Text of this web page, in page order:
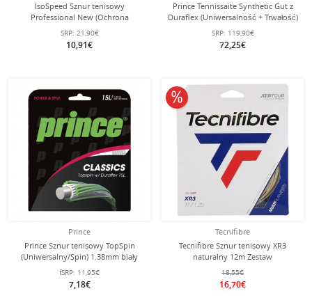
IsoSpeed Sznur tenisowy
Professional New (Ochrona
ramion+Dotyk) naturalny 12m
Zestaw
SRP: 21,90€
10,91€
Prince Tennissaite Synthetic Gut z
Duraflex (Uniwersalność + Trwałość)
złota 200m rolka
SRP: 119,90€
72,25€
Prince
Prince Sznur tenisowy TopSpin
(Uniwersalny/Spin) 1.38mm biały
12m Zestaw
fSRP: 11,95€
7,18€
Tecnifibre
Tecnifibre Sznur tenisowy XR3
naturalny 12m Zestaw
18,55€
16,70€
10% obniżone